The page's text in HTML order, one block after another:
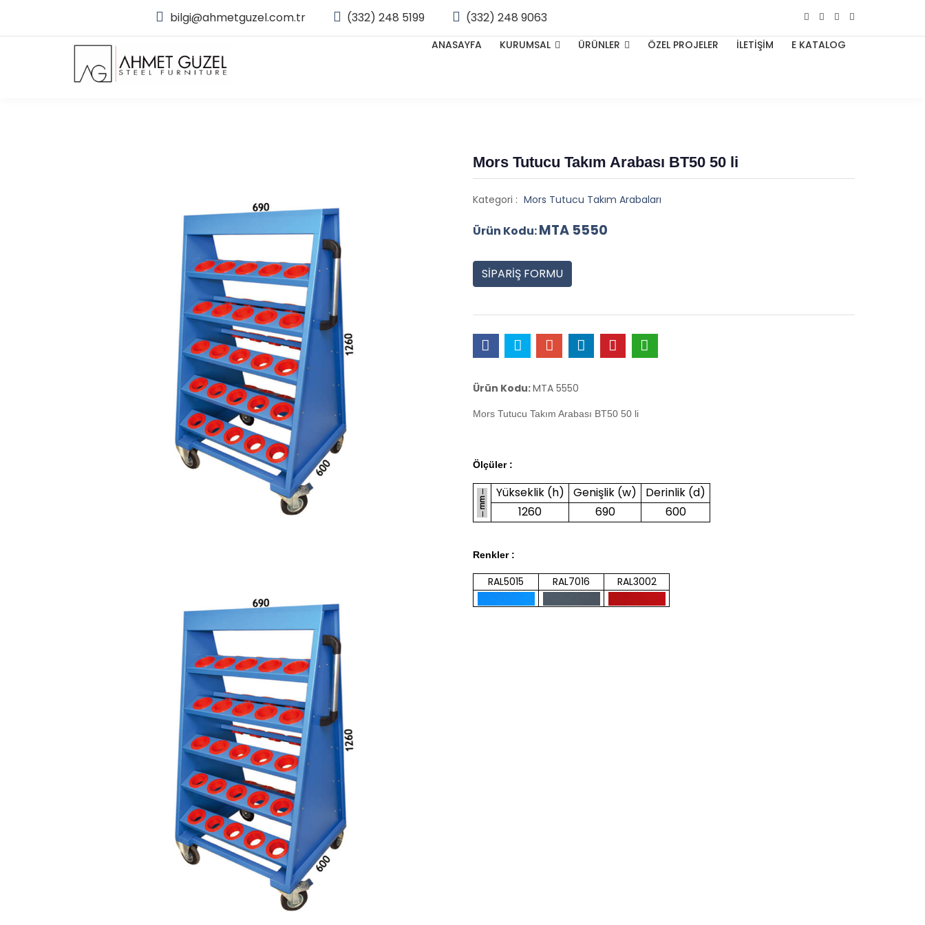
bilgi@ahmetguzel.com.tr (332) 248 5199 (332) 248 9063
ANASAYFA KURUMSAL ÜRÜNLER ÖZEL PROJELER İLETİŞİM E KATALOG
Mors Tutucu Takım Arabası BT50 50 li
Kategori : Mors Tutucu Takım Arabaları
Ürün Kodu:MTA 5550
SİPARİŞ FORMU
Ürün Kodu:MTA 5550
Mors Tutucu Takım Arabası BT50 50 li
Ölçüler :
Yükseklik (h) Genişlik (w)
Derinlik (d)
1260
690 600
Renkler :
RAL5015 RAL7016 RAL3002